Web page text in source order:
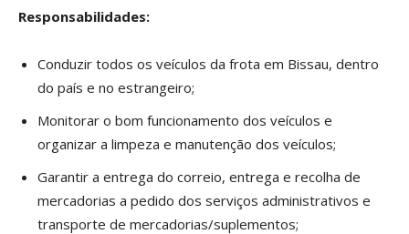
Responsabilidades:
Conduzir todos os veículos da frota em Bissau, dentro
do país e no estrangeiro;
Monitorar o bom funcionamento dos veículos e
organizar a limpeza e manutenção dos veículos;
Garantir a entrega do correio, entrega e recolha de
mercadorias a pedido dos serviços administrativos e
transporte de mercadorias/suplementos;